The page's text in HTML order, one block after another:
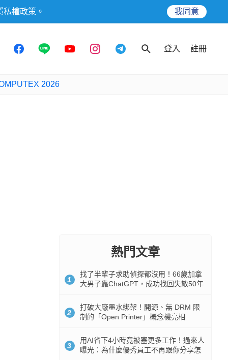
私權政策 。 我同意
登入 註冊
2026
熱門文章
1
找了半輩子求助偵探都沒用！66歲加拿
大男子靠ChatGPT，成功找回失散50年
2
打破大廠墨水綁架！開源、無 DRM 限
制的「Open Printer」概念機亮相
3
用AI省下4小時竟被塞更多工作！過來人
曝光：為什麼優秀員工不再跟你分享怎